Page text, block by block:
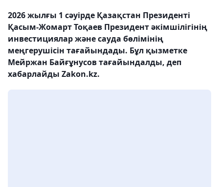
2026 жылғы 1 сәуірде Қазақстан Президенті
Қасым-Жомарт Тоқаев Президент әкімшілігінің
инвестициялар және сауда бөлімінің
меңгерушісін тағайындады. Бұл қызметке
Мейржан Байғұнусов тағайындалды, деп
хабарлайды Zakon.kz.